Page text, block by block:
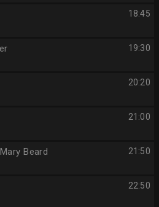
18:45
19:30
20:20
21:00
21:50
Beard
22:50